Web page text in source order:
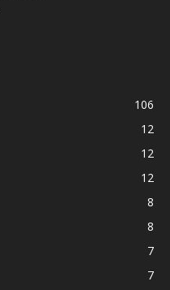
106
12
12
12
8
8
7
7